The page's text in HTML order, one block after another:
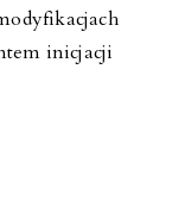
inicjacji